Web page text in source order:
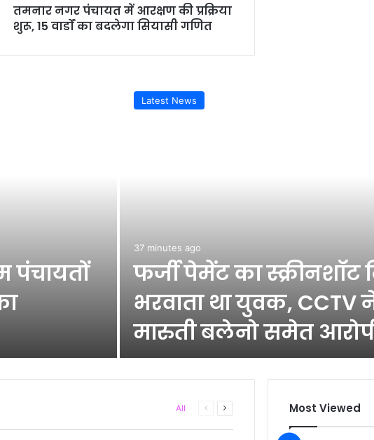
तमनार नगर पंचायत में आरक्षण की प्रक्रिया
शुरू, 15 वार्डों का बदलेगा सियासी गणित
पंचायतों
Latest News
37 minutes ago
फर्जी पेमेंट का स्क्रीनशॉट
भरवाता था युवक, CCTV
मारुती बलेनो समेत
All
Previous
Next
Most Viewed